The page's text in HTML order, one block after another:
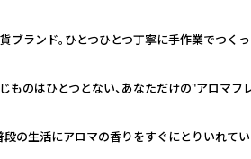
ランド。ひとつひとつ丁寧に手作業でつく
のはひとつとない、あなただけの"アロマフ
の生活にアロマの香りをすぐにとりいれてい